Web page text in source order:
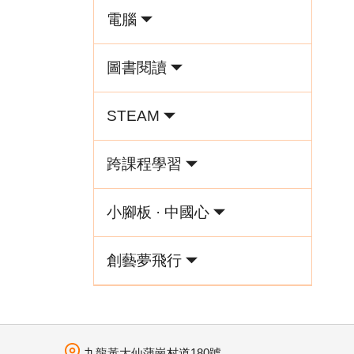
電腦
圖書閱讀
STEAM
跨課程學習
小腳板 · 中國心
創藝夢飛行